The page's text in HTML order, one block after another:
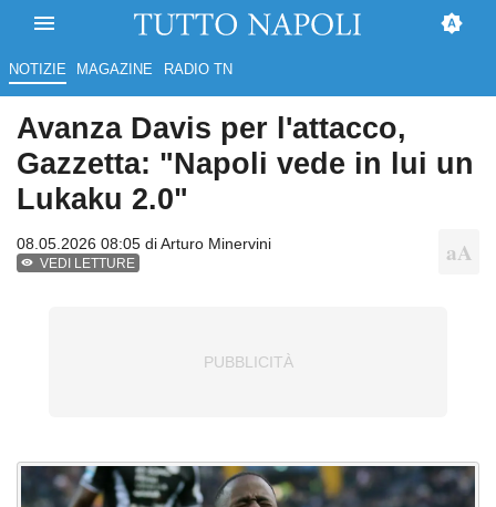
NOTIZIE MAGAZINE RADIO TN
Avanza Davis per l'attacco,
Gazzetta: "Napoli vede in lui un
Lukaku 2.0"
08.05.2026 08:05 diArturo Minervini
VEDI LETTURE